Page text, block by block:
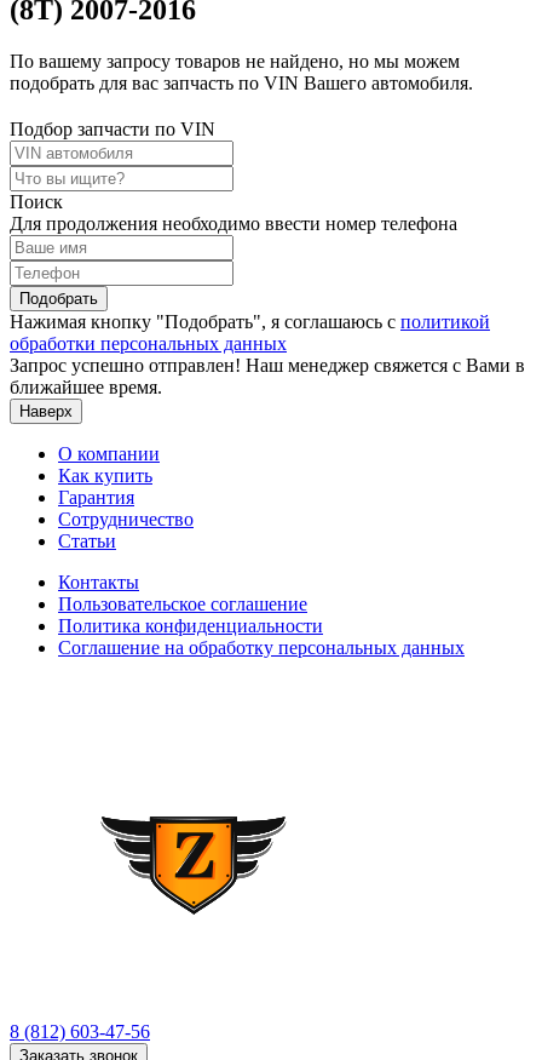
(8T) 2007-2016
По вашему запросу товаров не найдено, но мы можем
подобрать для вас запчасть по VIN Вашего автомобиля.
Подбор запчасти по VIN
Поиск
Для продолжения необходимо ввести номер телефона
Подобрать
Нажимая кнопку "Подобрать", я соглашаюсь с политикой
обработки персональных данных
Запрос успешно отправлен! Наш менеджер свяжется с Вами в
ближайшее время.
Наверх
О компании
Как купить
Гарантия
Сотрудничество
Статьи
Контакты
Пользовательское соглашение
Политика конфиденциальности
Соглашение на обработку персональных данных
8 (812) 603-47-56
Заказать звонок